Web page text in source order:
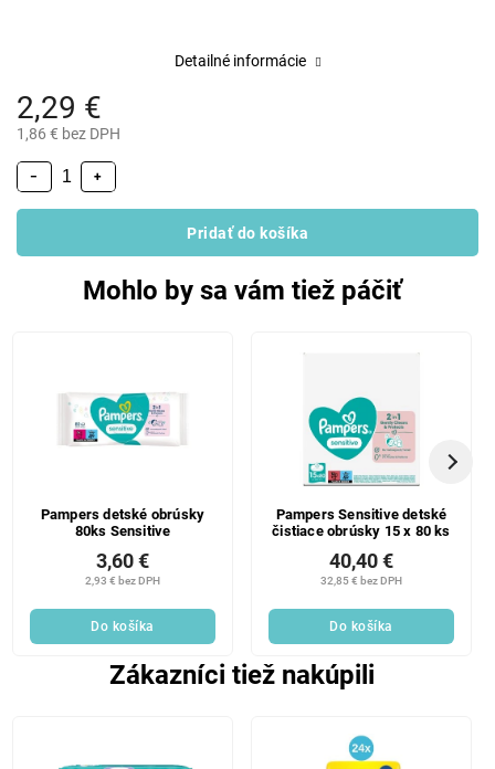
2,29 €
1,86 € bez DPH
+
−
Pridať do košíka
Detailné informácie
Mohlo by sa vám tiež páčiť
Pampers detské obrúsky
80ks Sensitive
2,93 € bez DPH
3,60 €
Do košíka
Pampers Sensitive detské
čistiace obrúsky 15 x 80 ks
32,85 € bez DPH
40,40 €
Do košíka
Zákazníci tiež nakúpili